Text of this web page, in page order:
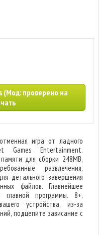
(Мод: проверено на
игра от ладного
Games Entertainment.
для сборки 248MB,
развлечения,
детального завершения
файлов. Главнейшее
программы. 8+,
устройства, из-за
подцепите зависание с